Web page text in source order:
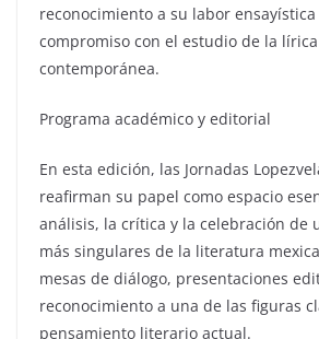
reconocimiento a su labor
compromiso con el estudio de la
contemporánea.
Programa académico y editorial
En esta edición, las Jornadas
reafirman su papel como espacio
análisis, la crítica y la celebración de
más singulares de la literatura
mesas de diálogo, presentaciones
reconocimiento a una de las figuras
pensamiento literario actual.